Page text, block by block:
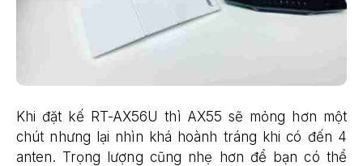
Khi đặt kế RT-AX56U thì AX55 sẽ mỏng hơn một
chút nhưng lại nhìn khá hoành tráng khi có đến 4
anten. Trọng lượng cũng nhẹ hơn để bạn có thể